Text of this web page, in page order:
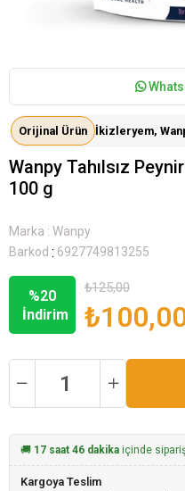
Orijinal Ürün İkizleryem,
Wanpy Tahılsız
100 g
Marka : Wanpy
Barkod : 6927749813255
%20
İndirim
₺125,00
🚚 17 saat 46 dakika içinde
Kargoya Teslim